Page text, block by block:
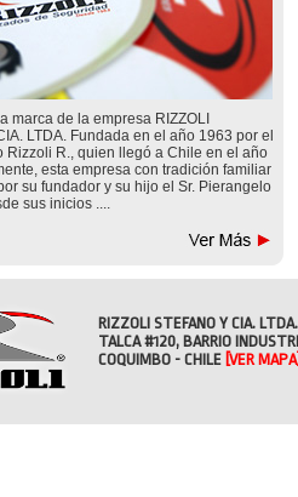
marca de la empresa RIZZOLI
LTDA. Fundada en el año 1963 por el
Rizzoli R., quien llegó a Chile en el año
esta empresa con tradición familiar
su fundador y su hijo el Sr. Pierangelo
sus inicios ....
RIZZOLI STEFANO Y CIA. LTDA.
TALCA #120, BARRIO
COQUIMBO - CHILE [VER